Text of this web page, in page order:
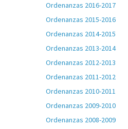
Ordenanzas 2016-2017
Ordenanzas 2015-2016
Ordenanzas 2014-2015
Ordenanzas 2013-2014
Ordenanzas 2012-2013
Ordenanzas 2011-2012
Ordenanzas 2010-2011
Ordenanzas 2009-2010
Ordenanzas 2008-2009